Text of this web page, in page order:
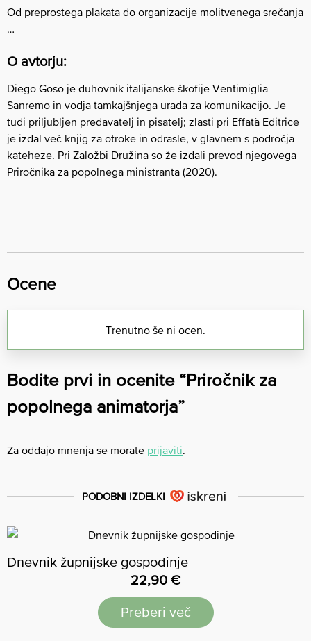
Od preprostega plakata do organizacije molitvenega srečanja
…
O avtorju:
Diego Goso je duhovnik italijanske škofije Ventimiglia-
Sanremo in vodja tamkajšnjega urada za komunikacijo. Je
tudi priljubljen predavatelj in pisatelj; zlasti pri Effatà Editrice
je izdal več knjig za otroke in odrasle, v glavnem s področja
kateheze. Pri Založbi Družina so že izdali prevod njegovega
Priročnika za popolnega ministranta (2020).
Ocene
Trenutno še ni ocen.
Bodite prvi in ocenite “Priročnik za
popolnega animatorja”
Za oddajo mnenja se morate prijaviti.
PODOBNI IZDELKI
Dnevnik župnijske gospodinje
22,90 €
Preberi več